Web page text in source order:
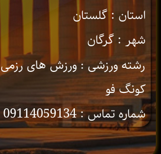
استان : گلستان
شهر : گرگان
رشته ورزشی : ورزش های رزمی
کونگ فو
شماره تماس : 09114059134